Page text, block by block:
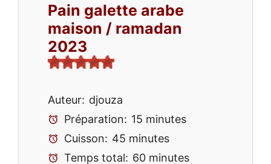
Pain galette arabe
maison / ramadan
2023
Auteur: djouza
Préparation: 15 minutes
Cuisson: 45 minutes
Temps total: 60 minutes